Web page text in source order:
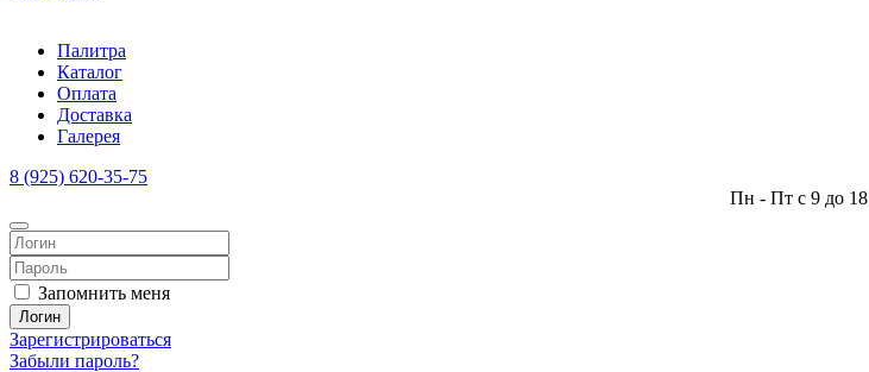
Палитра
Каталог
Оплата
Доставка
Галерея
8 (925) 620-35-75
Пн - Пт с 9 до 18
Запомнить меня
Логин
Зарегистрироваться
Забыли пароль?